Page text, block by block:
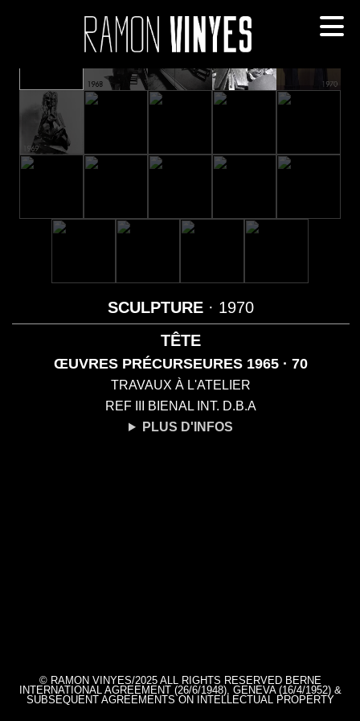
SCULPTURE · 1970
TÊTE
ŒUVRES PRÉCURSEURES 1965 · 70
TRAVAUX À L'ATELIER
REF III BIENAL INT. D.B.A
PLUS D'INFOS
© RAMON VINYES/2025 ALL RIGHTS RESERVED BERNE
INTERNATIONAL AGREEMENT (26/6/1948), GENEVA (16/4/1952) &
SUBSEQUENT AGREEMENTS ON INTELLECTUAL PROPERTY